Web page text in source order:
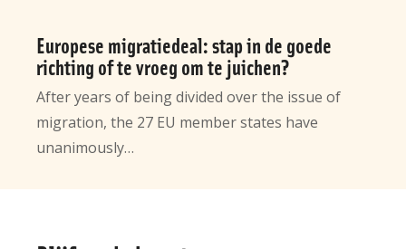
Europese migratiedeal: stap in de goede
richting of te vroeg om te juichen?
After years of being divided over the issue of
migration, the 27 EU member states have
unanimously…